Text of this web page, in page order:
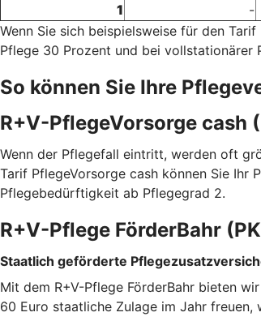
1
-
Wenn Sie sich beispielsweise für den
Pflege 30 Prozent und bei vollstationärer
So können Sie Ihre
R+V-PflegeVorsorge cash
Wenn der Pflegefall eintritt, werden oft
Tarif PflegeVorsorge cash können Sie Ihr
Pflegebedürftigkeit ab Pflegegrad 2.
R+V-Pflege FörderBahr
Staatlich geförderte
Mit dem R+V-Pflege FörderBahr bieten
60 Euro staatliche Zulage im Jahr